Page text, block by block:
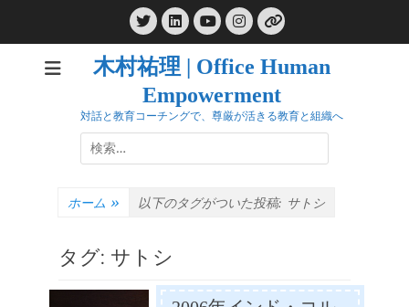
TwitterLinkedIn
YouTube
Instagram
リ
ン
ク
木村祐理 | Office Human
Empowerment
対話と教育コーチングで、尊厳が活きる教育と組織へ
検
索:
ホーム » 以下のタグがついた投稿: サトシ
タグ: サトシ